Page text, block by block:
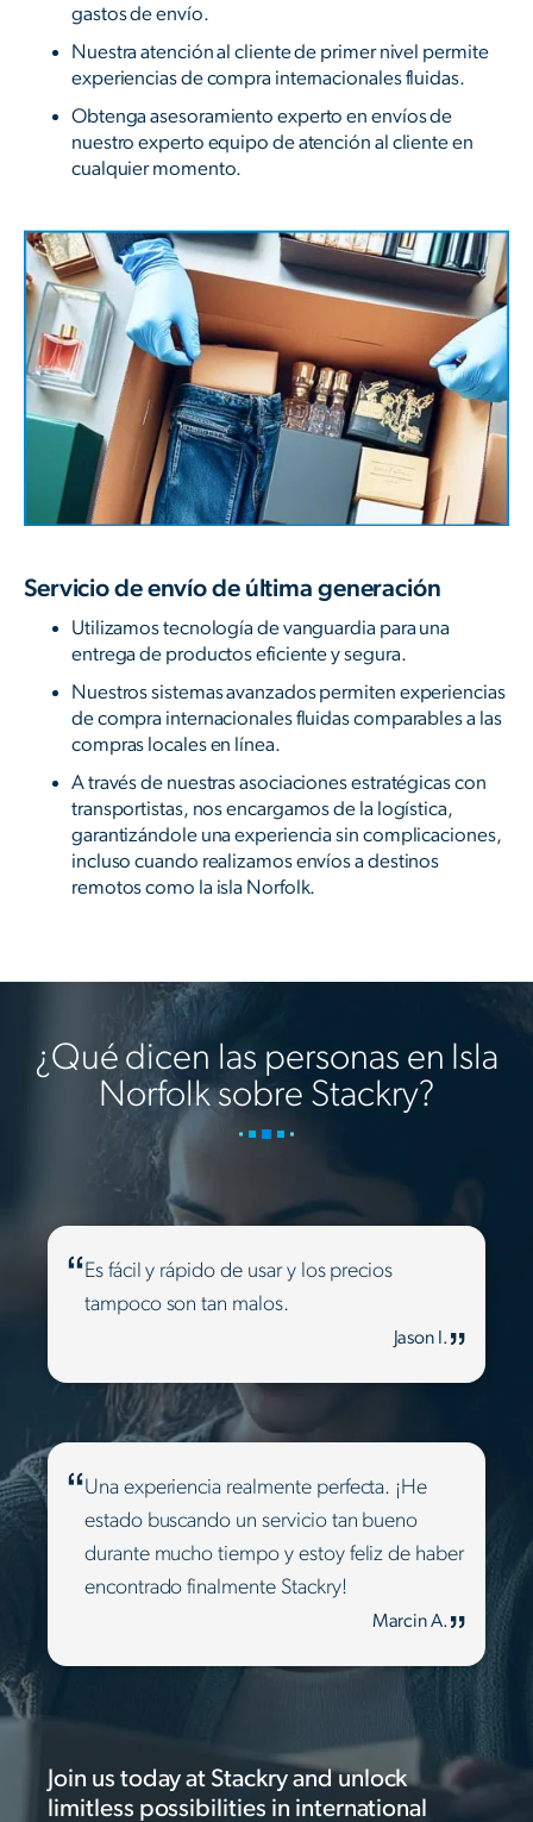
gastos de envío.
Nuestra atención al cliente de primer nivel permite
experiencias de compra internacionales fluidas.
Obtenga asesoramiento experto en envíos de
nuestro experto equipo de atención al cliente en
cualquier momento.
Servicio de envío de última generación
Utilizamos tecnología de vanguardia para una
entrega de productos eficiente y segura.
Nuestros sistemas avanzados permiten experiencias
de compra internacionales fluidas comparables a las
compras locales en línea.
A través de nuestras asociaciones estratégicas con
transportistas, nos encargamos de la logística,
garantizándole una experiencia sin complicaciones,
incluso cuando realizamos envíos a destinos
remotos como la isla Norfolk.
¿Qué dicen las personas en Isla
Norfolk sobre Stackry?
Es fácil y rápido de usar y los precios
tampoco son tan malos.
Jason I.
Una experiencia realmente perfecta. ¡He
estado buscando un servicio tan bueno
durante mucho tiempo y estoy feliz de haber
encontrado finalmente Stackry!
Marcin A.
Join us today at Stackry and unlock
limitless possibilities in international